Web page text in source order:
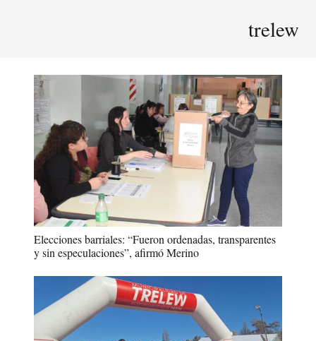
trelew
Elecciones barriales: “Fueron ordenadas, transparentes
y sin especulaciones”, afirmó Merino